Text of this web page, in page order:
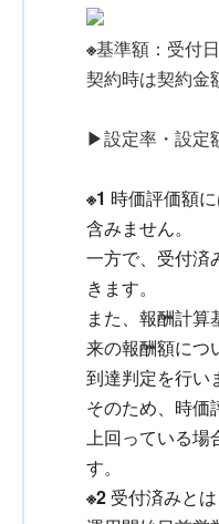
※基準額：受付
契約時は契約金
▶設定率・設定
※1 時価評価額
含みません。
一方で、受付済
きます。
また、報酬計算
来の報酬額につ
到達判定を行い
そのため、時価
上回っている場
す。
※2 受付済みと